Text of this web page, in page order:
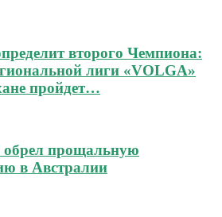
второго Чемпиона:
лиги «VOLGA»
пройдет…
обрел прощальную
в Австралии